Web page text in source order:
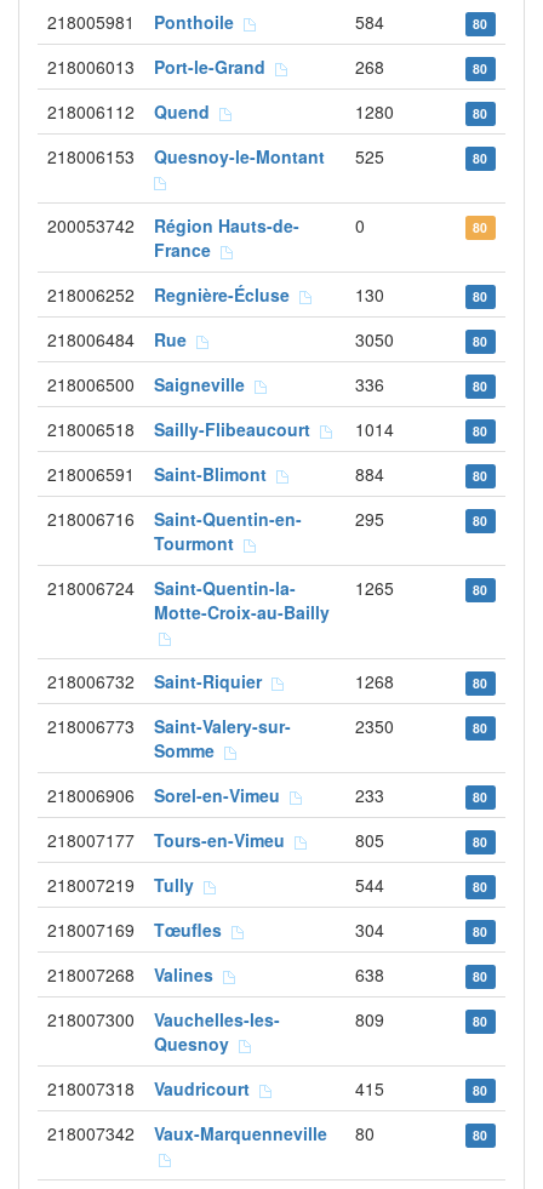
218005981 Ponthoile 584 80
218006013 Port-le-Grand 268 80
218006112 Quend 1280 80
218006153 Quesnoy-le-Montant 525 80
200053742
Région Hauts-de-
France
0 80
218006252 Regnière-Écluse 130 80
218006484 Rue 3050 80
218006500 Saigneville 336 80
218006518 Sailly-Flibeaucourt 1014 80
218006591 Saint-Blimont 884 80
218006716
Saint-Quentin-en-
Tourmont
295 80
218006724
Saint-Quentin-la-
Motte-Croix-au-Bailly
1265 80
218006732 Saint-Riquier 1268 80
218006773
Saint-Valery-sur-
Somme
2350 80
218006906 Sorel-en-Vimeu 233 80
218007177 Tours-en-Vimeu 805 80
218007219 Tully 544 80
218007169 Tœufles 304 80
218007268 Valines 638 80
218007300
Vauchelles-les-
Quesnoy
809 80
218007318 Vaudricourt 415 80
218007342 Vaux-Marquenneville 80 80